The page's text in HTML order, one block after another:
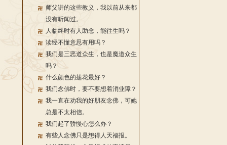
师父讲的这些教义，我以前从来都
没有听闻过。
人临终时有人助念，能往生吗？
读经不懂意思有用吗？
我们是三恶道众生，也是魔道众生
吗？
什么颜色的莲花最好？
我们念佛时，要不要想着消业障？
我一直在劝我的好朋友念佛，可她
总是不太相信。
我们起了骄慢心怎么办？
有些人念佛只是想得人天福报。